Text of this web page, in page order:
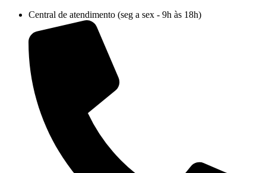
conteúdo
Central de atendimento (seg a sex - 9h às 18h)